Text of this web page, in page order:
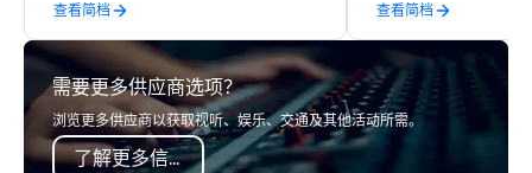
Premiere showrooms, filled with
exciting rental selections, brimming
with Texas Hospitality. We invite you to
virtually visit one or all of our 4
locations and to be our guest, at the
Premiere location that can serve you
best. As the leading provider of
查看简档
to be memorable as
measurable. Digital
mementos, your
walk away with a
last a lifetime.
查看简档
需要更多供应商选项？
浏览更多供应商以获取视听、娱乐、交通及其他活动所需。
了解更多信息